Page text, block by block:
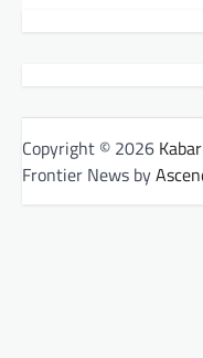
Copyright © 2026
Frontier News by